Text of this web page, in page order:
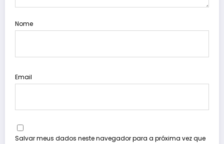
Nome
Email
Salvar meus dados neste navegador para a próxima vez que